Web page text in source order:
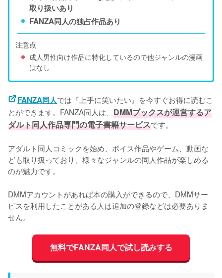
取り扱いあり
FANZA同人の独占作品あり
注意点
成人男性向け作品に特化しているので他ジャンルの漫画
はなし
FANZA同人では『上手に笑いたい』を今すぐお得に読むこ
とができます。FANZA同人は、 DMMブックスが運営するア
ダルト同人作品専門の電子書籍サービスです。
アダルト同人コミックを始め、ボイス作品やゲーム、動画な
ども取り扱っており、様々なジャンルの同人作品が楽しめる
のが魅力です。
DMMアカウントがあれば本の購入ができるので、DMMサー
ビスを利用したことがある人は追加の登録などは必要ありま
せん。
無料でFANZA同人で試し読みする